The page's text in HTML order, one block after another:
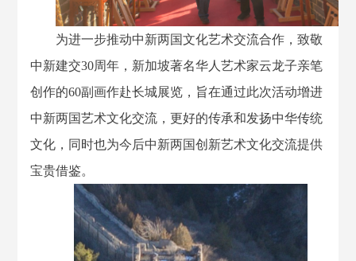
为进一步推动中新两国文化艺术交流合作，致敬
中新建交30周年，新加坡著名华人艺术家云龙子亲笔
创作的60副画作赴长城展览，旨在通过此次活动增进
中新两国艺术文化交流，更好的传承和发扬中华传统
文化，同时也为今后中新两国创新艺术文化交流提供
宝贵借鉴。